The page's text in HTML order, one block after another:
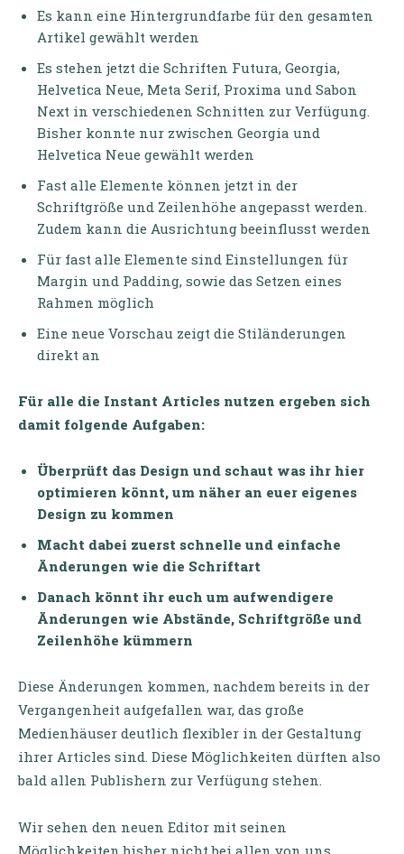
Es kann eine Hintergrundfarbe für den gesamten
Artikel gewählt werden
Es stehen jetzt die Schriften Futura, Georgia,
Helvetica Neue, Meta Serif, Proxima und Sabon
Next in verschiedenen Schnitten zur Verfügung.
Bisher konnte nur zwischen Georgia und
Helvetica Neue gewählt werden
Fast alle Elemente können jetzt in der
Schriftgröße und Zeilenhöhe angepasst werden.
Zudem kann die Ausrichtung beeinflusst werden
Für fast alle Elemente sind Einstellungen für
Margin und Padding, sowie das Setzen eines
Rahmen möglich
Eine neue Vorschau zeigt die Stiländerungen
direkt an
Für alle die Instant Articles nutzen ergeben sich
damit folgende Aufgaben:
Überprüft das Design und schaut was ihr hier
optimieren könnt, um näher an euer eigenes
Design zu kommen
Macht dabei zuerst schnelle und einfache
Änderungen wie die Schriftart
Danach könnt ihr euch um aufwendigere
Änderungen wie Abstände, Schriftgröße und
Zeilenhöhe kümmern
Diese Änderungen kommen, nachdem bereits in der
Vergangenheit aufgefallen war, das große
Medienhäuser deutlich flexibler in der Gestaltung
ihrer Articles sind. Diese Möglichkeiten dürften also
bald allen Publishern zur Verfügung stehen.
Wir sehen den neuen Editor mit seinen
Möglichkeiten bisher nicht bei allen von uns